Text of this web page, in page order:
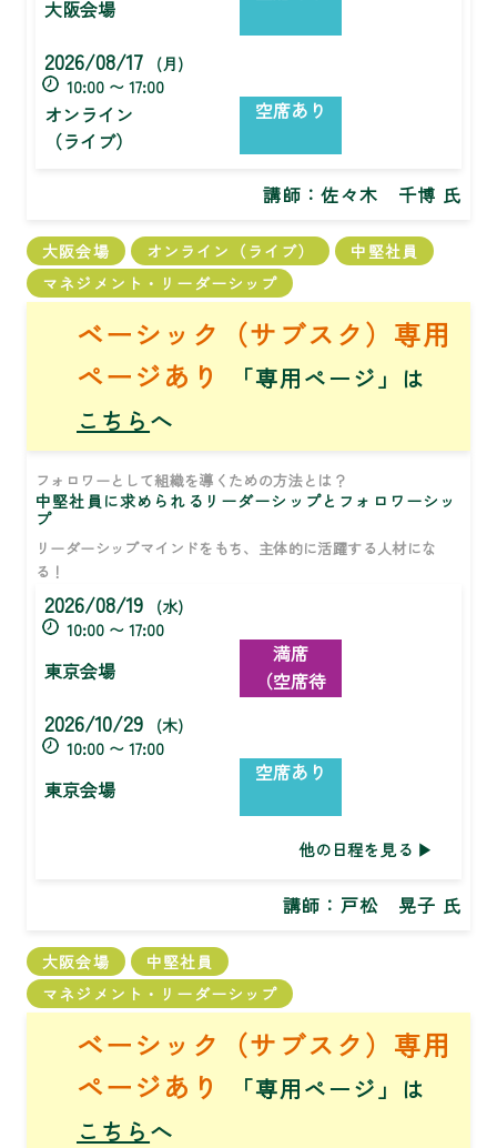
大阪会場
2026/08/17
(月)
10:00 〜 17:00
オンライン
（ライブ）
空席あり
講師：佐々木 千博 氏
大阪会場 オンライン（ライブ）
中堅社員
マネジメント・リーダーシップ
ベーシック（サブスク）専用
ページあり
「専用ページ」は
こちら へ
フォロワーとして組織を導くための方法とは？
中堅社員に求められるリーダーシップとフォロワーシッ
プ
リーダーシップマインドをもち、主体的に活躍する人材にな
る！
2026/08/19
(水)
10:00 〜 17:00
東京会場
満席
（空席待
2026/10/29
(木)
10:00 〜 17:00
東京会場
空席あり
他の日程を見る
講師： 戸松 晃子 氏
大阪会場
中堅社員
マネジメント・リーダーシップ
ベーシック（サブスク）専用
ページあり
「専用ページ」は
こちら へ